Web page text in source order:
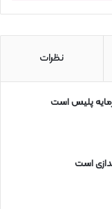
نظرات
پلیس است
است